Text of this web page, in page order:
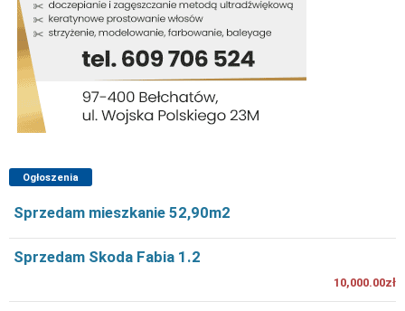
Ogłoszenia
Sprzedam mieszkanie 52,90m2
Sprzedam Skoda Fabia 1.2
10,000.00zł